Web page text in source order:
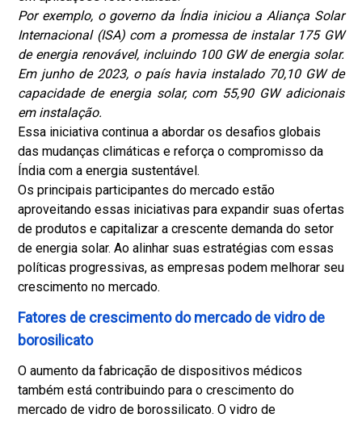
Por exemplo, o governo da Índia iniciou a Aliança Solar
Internacional (ISA) com a promessa de instalar 175 GW
de energia renovável, incluindo 100 GW de energia solar.
Em junho de 2023, o país havia instalado 70,10 GW de
capacidade de energia solar, com 55,90 GW adicionais
em instalação.
Essa iniciativa continua a abordar os desafios globais
das mudanças climáticas e reforça o compromisso da
Índia com a energia sustentável.
Os principais participantes do mercado estão
aproveitando essas iniciativas para expandir suas ofertas
de produtos e capitalizar a crescente demanda do setor
de energia solar. Ao alinhar suas estratégias com essas
políticas progressivas, as empresas podem melhorar seu
crescimento no mercado.
Fatores de crescimento do mercado de vidro de
borosilicato
O aumento da fabricação de dispositivos médicos
também está contribuindo para o crescimento do
mercado de vidro de borossilicato. O vidro de